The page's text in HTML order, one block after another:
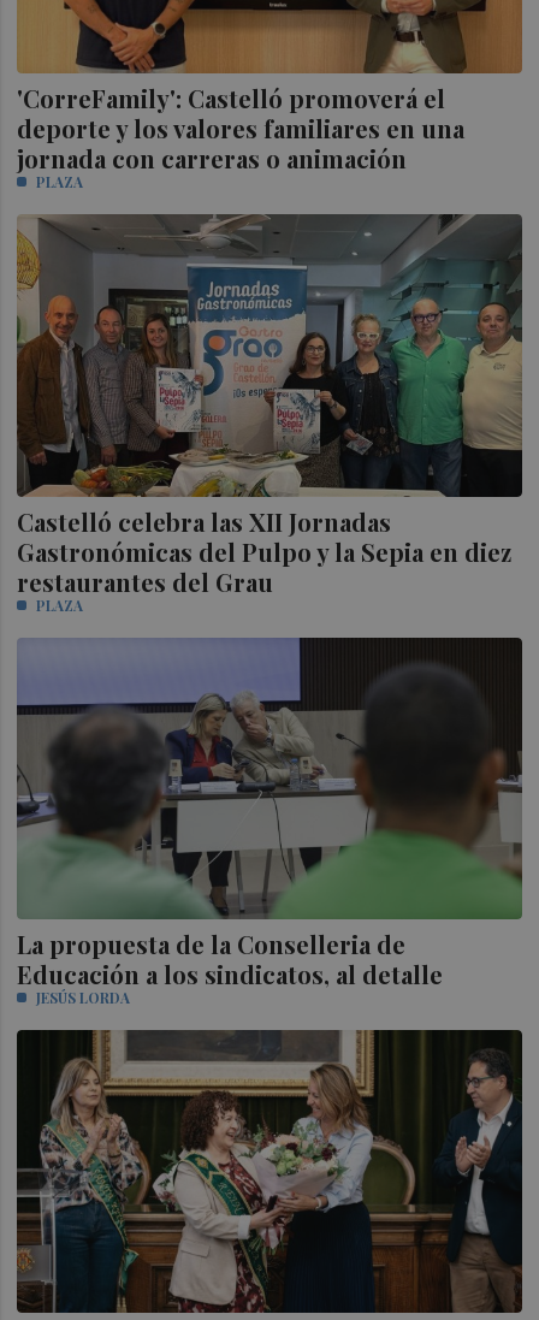
'CorreFamily': Castelló promoverá el
deporte y los valores familiares en una
jornada con carreras o animación
PLAZA
Castelló celebra las XII Jornadas
Gastronómicas del Pulpo y la Sepia en diez
restaurantes del Grau
PLAZA
La propuesta de la Conselleria de
Educación a los sindicatos, al detalle
JESÚS LORDA